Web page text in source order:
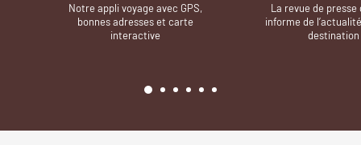
Notre appli voyage avec GPS,
bonnes adresses et carte
interactive
La revue de presse
informe de
destination